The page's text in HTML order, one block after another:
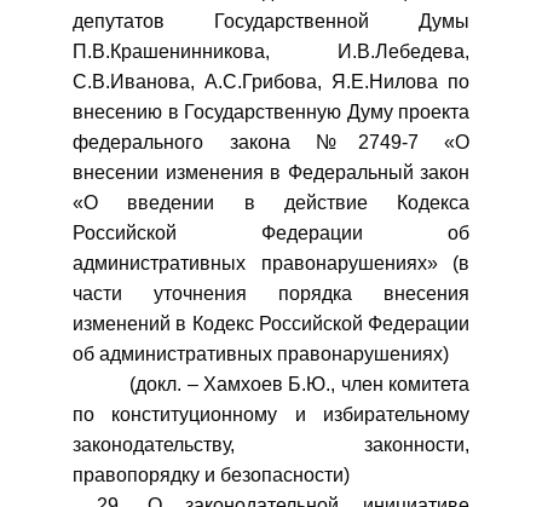
депутатов Государственной Думы
П.В.Крашенинникова, И.В.Лебедева,
С.В.Иванова, А.С.Грибова, Я.Е.Нилова по
внесению в Государственную Думу проекта
федерального закона №2749-7 «О
внесении изменения в Федеральный закон
«О введении в действие Кодекса
Российской Федерации об
административных правонарушениях» (в
части уточнения порядка внесения
изменений в Кодекс Российской Федерации
об административных правонарушениях)
(докл. – Хамхоев Б.Ю., член комитета
по конституционному и избирательному
законодательству, законности,
правопорядку и безопасности)